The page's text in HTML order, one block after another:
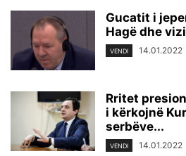
Gucatit i
Hagë dhe
VENDI 14.01.2022
Rritet
i kërkojnë
serbëve...
VENDI 14.01.2022